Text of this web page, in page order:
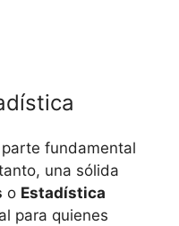
fundamental
una sólida
o Estadística
para quienes